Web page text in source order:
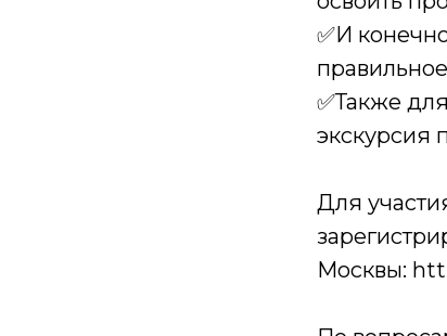
✅И
✅Также
экскурсия
Для
Москвы: